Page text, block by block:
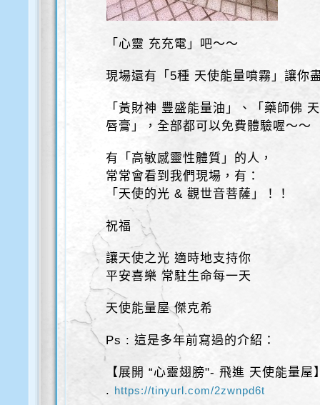
「心靈 充充電」吧～～
現場還有「5種 天使能量噴霧」讓你
「黃財神 豐盛能量油」、「藥師佛
唇膏」，全部都可以免費體驗喔～～
有「高敏感靈性體質」的人，
常常會看到我們現場，有：
「天使的光 & 觀世音菩薩」！！
祝福
讓天使之光 適時地支持你
平安喜樂 常駐生命每一天
天使能量屋 傑克希
Ps : 這是多年前寫過的介紹：
【展開 “心靈翅膀"- 飛進 天使能量屋
. https://tinyurl.com/2zwnpd6t